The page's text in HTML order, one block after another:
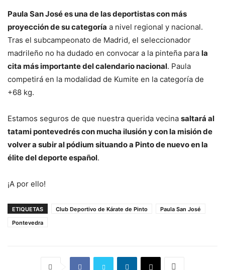
Paula San José es una de las deportistas con más
proyección de su categoría a nivel regional y nacional.
Tras el subcampeonato de Madrid, el seleccionador
madrileño no ha dudado en convocar a la pinteña para la
cita más importante del calendario nacional. Paula
competirá en la modalidad de Kumite en la categoría de
+68 kg.
Estamos seguros de que nuestra querida vecina saltará al
tatami pontevedrés con mucha ilusión y con la misión de
volver a subir al pódium situando a Pinto de nuevo en la
élite del deporte español.
¡A por ello!
ETIQUETAS Club Deportivo de Kárate de Pinto
Paula San José
Pontevedra